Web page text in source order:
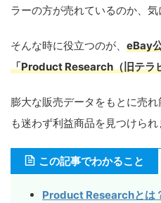
ラーの方が売れているのか、気
そんな時に役立つのが、 eBay
「Product Research（旧テラ
膨大な販売データをもとに売
も迷わず利益商品を見つけられ
この記事でわかること
Product Researchとは